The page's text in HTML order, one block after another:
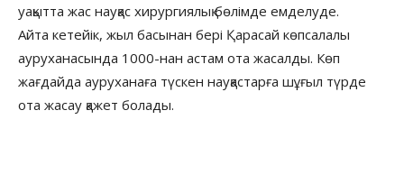
уақытта жас науқас хирургиялық бөлімде емделуде.
Айта кетейік, жыл басынан бері Қарасай көпсалалы
ауруханасында 1000-нан астам ота жасалды. Көп
жағдайда ауруханаға түскен науқастарға шұғыл түрде
ота жасау қажет болады.